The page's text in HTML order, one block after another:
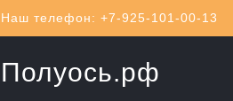
Наш телефон: +7-925-101-00-13
Полуось.рф